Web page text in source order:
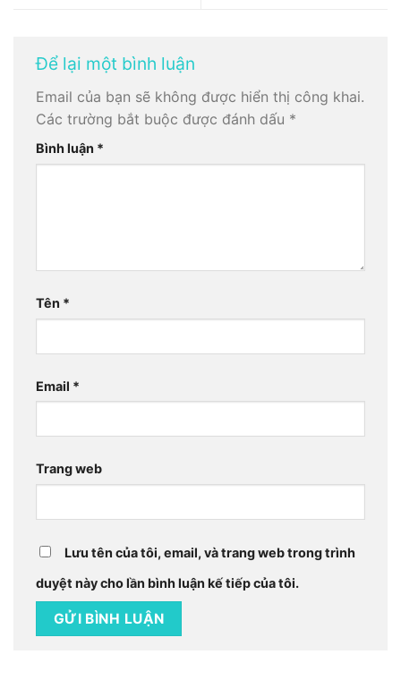
Để lại một bình luận
Email của bạn sẽ không được hiển thị công khai.
Các trường bắt buộc được đánh dấu *
Bình luận *
Tên *
Email *
Trang web
Lưu tên của tôi, email, và trang web trong trình
duyệt này cho lần bình luận kế tiếp của tôi.